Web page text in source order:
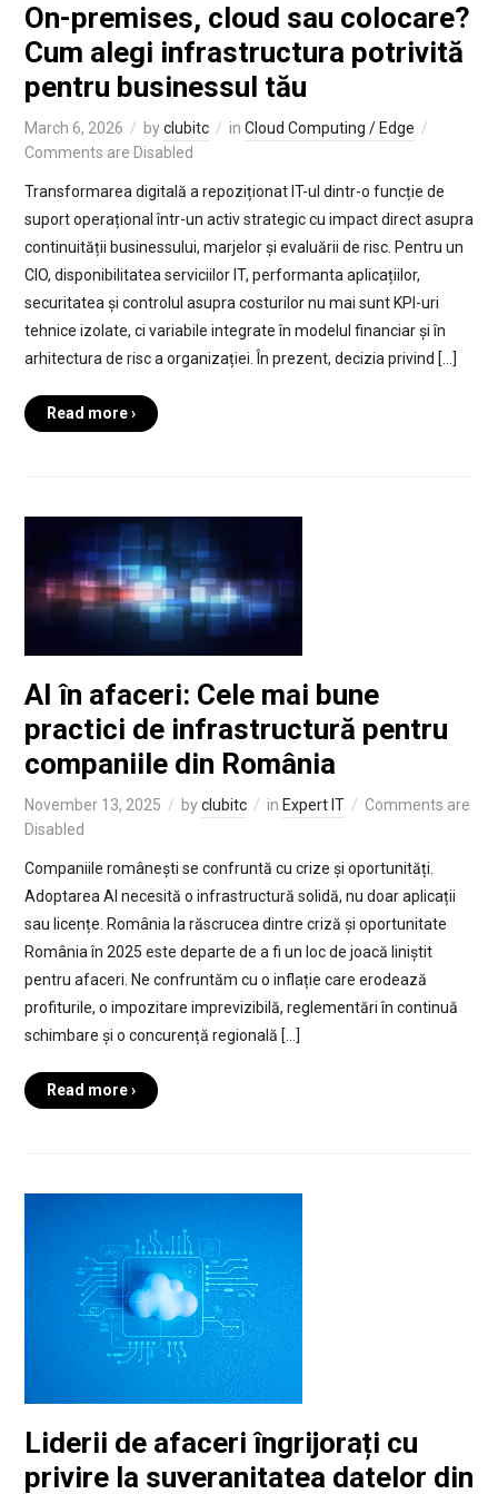
On-premises, cloud sau colocare?
Cum alegi infrastructura potrivită
pentru businessul tău
March 6, 2026 byclubitc in Cloud Computing / Edge
Comments are Disabled
Transformarea digitală a repoziționat IT-ul dintr-o funcție de
suport operațional într-un activ strategic cu impact direct asupra
continuității businessului, marjelor și evaluării de risc. Pentru un
CIO, disponibilitatea serviciilor IT, performanta aplicațiilor,
securitatea și controlul asupra costurilor nu mai sunt KPI-uri
tehnice izolate, ci variabile integrate în modelul financiar și în
arhitectura de risc a organizației. În prezent, decizia privind […]
Read more ›
AI în afaceri: Cele mai bune
practici de infrastructură pentru
companiile din România
November 13, 2025 byclubitc in Expert IT
Comments are
Disabled
Companiile românești se confruntă cu crize și oportunități.
Adoptarea AI necesită o infrastructură solidă, nu doar aplicații
sau licențe. România la răscrucea dintre criză și oportunitate
România în 2025 este departe de a fi un loc de joacă liniștit
pentru afaceri. Ne confruntăm cu o inflație care erodează
profiturile, o impozitare imprevizibilă, reglementări în continuă
schimbare și o concurență regională […]
Read more ›
Liderii de afaceri îngrijorați cu
privire la suveranitatea datelor din